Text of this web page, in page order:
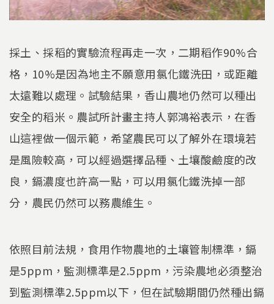
採土、採稻的實驗流程再走一次，二期稻作90%合
格，10%是因為地主不願意用氯化鐵洗田，或距離
太遠難以處理。試驗結果，香山農地仍然可以種出
安全的稻米。農試所計畫主持人郭鴻裕表示，在香
山這裡做一個示範，希望農民可以了解外在環境若
是風險較高，可以經過選擇品種、土壤酸鹼度的改
良，鎘濃度也許高一點，可以用氯化鐵洗掉一部
分，農民仍然可以務農維生。
依照目前法規，食用作物農地的土壤管制標準，鎘
是5ppm，監測標準是2.5ppm，污染農地必須整治
到監測標準2.5ppm以下，但在試驗期間仍然種出鎘